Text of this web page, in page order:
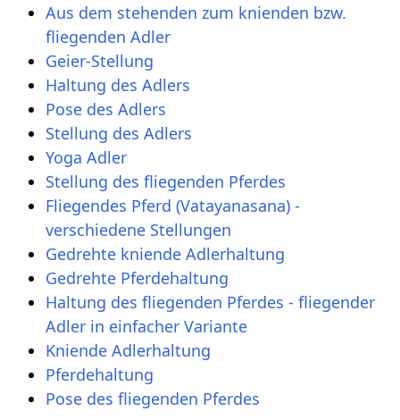
Aus dem stehenden zum knienden bzw.
fliegenden Adler
Geier-Stellung
Haltung des Adlers
Pose des Adlers
Stellung des Adlers
Yoga Adler
Stellung des fliegenden Pferdes
Fliegendes Pferd (Vatayanasana) -
verschiedene Stellungen
Gedrehte kniende Adlerhaltung
Gedrehte Pferdehaltung
Haltung des fliegenden Pferdes - fliegender
Adler in einfacher Variante
Kniende Adlerhaltung
Pferdehaltung
Pose des fliegenden Pferdes